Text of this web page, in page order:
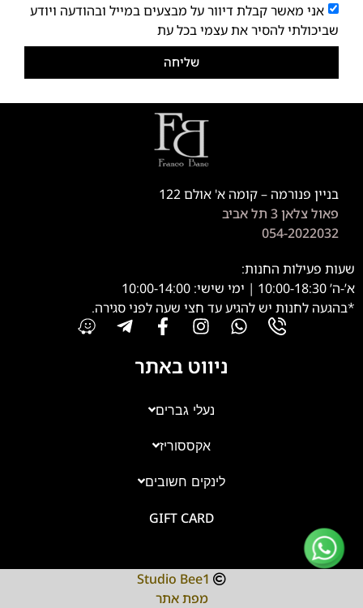
אני מאשר קבלת דיוור על מבצעים במייל ובהודעה ויודע
שביכולתי להסיר את עצמי בכל עת
שליחה
בניין פנורמה – קומה א' אולם 122
פאול צלאן 3 תל אביב
054-2022032
שעות פעילות החנות:
א’-ה’ 10:00-18:30 | ימי שישי: 10:00-14:00
*בהגעה לחנות יש להגיע עד חצי שעה לפני סגירה.
ניווט באתר
נעלי גברים
אקססוריז
לינקים חשובים
GIFT CARD
Studio Bee1
מפת אתר